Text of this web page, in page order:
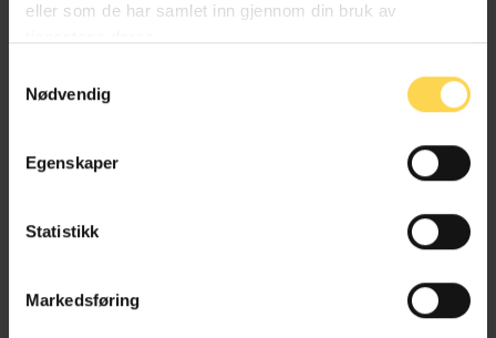
eller som de har samlet inn gjennom din bruk av
Nødvendig
Egenskaper
Statistikk
Markedsføring
Merverdiavgift og indirekte skatter i
kraftbransjen